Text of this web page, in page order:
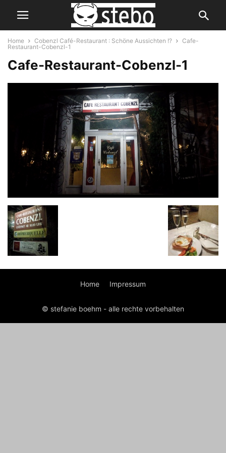
Home Cobenzl Café-Restaurant : Schöne Aussichten !?
Cafe-
Restaurant-Cobenzl-1
Cafe-Restaurant-Cobenzl-1
Home Impressum
© stefanie boehm - alle rechte vorbehalten